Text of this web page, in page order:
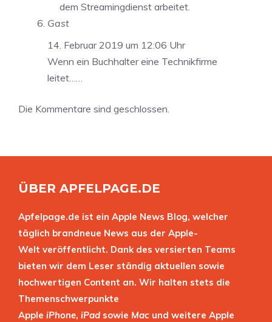
dem Streamingdienst arbeitet.
Gast
14. Februar 2019 um 12:06 Uhr
Wenn ein Buchhalter eine Technikfirme
leitet……
Die Kommentare sind geschlossen.
ÜBER APFELPAGE.DE
Apfelpage.de ist ein Apple News Blog, welcher
täglich brandneue News aus der Apple-
Welt veröffentlicht. Dank des versierten Teams
bieten wir dem Leser ständig aktuellen sowie
hochwertigen Content an. Wir halten stets die
Themenschwerpunkte
Apple iPhone, iPad sowie Mac und weitere Apple